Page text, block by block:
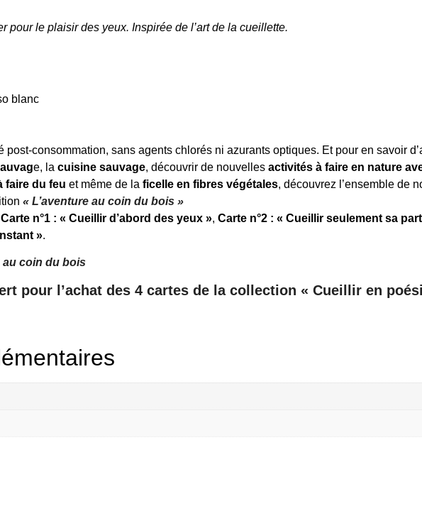
pour le plaisir des yeux. Inspirée de l’art de la cueillette.
blanc
consommation, sans agents chlorés ni azurants optiques. Et pour en savoir
e, la cuisine sauvage, découvrir de nouvelles activités à faire en nature
faire du feu et même de la ficelle en fibres végétales, découvrez l’ensemble de
« L’aventure au coin du bois »
Carte n°1 : « Cueillir d’abord des yeux », Carte n°2 : « Cueillir seulement sa
».
au coin du bois
pour l’achat des 4 cartes de la collection « Cueillir en